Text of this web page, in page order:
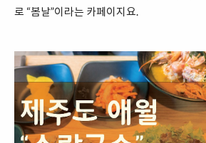
로 “봄날”이라는 카페이지요.